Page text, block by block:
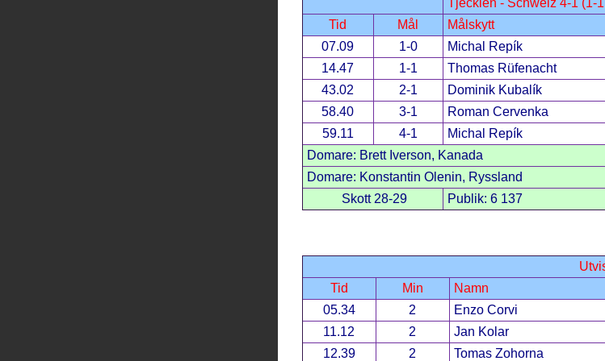
Tjeckien - Schweiz 4-1 (1-
Tid
Mål Målskytt
07.09
1-0 Michal Repík
14.47
1-1 Thomas Rüfenacht
43.02
2-1 Dominik Kubalík
58.40
3-1 Roman Cervenka
59.11
4-1 Michal Repík
Domare: Brett Iverson, Kanada
Domare: Konstantin Olenin, Ryssland
Skott 28-29
Publik: 6 137
Tid
Min Namn
05.34
2 Enzo Corvi
11.12
2 Jan Kolar
12.39
2 Tomas Zohorna